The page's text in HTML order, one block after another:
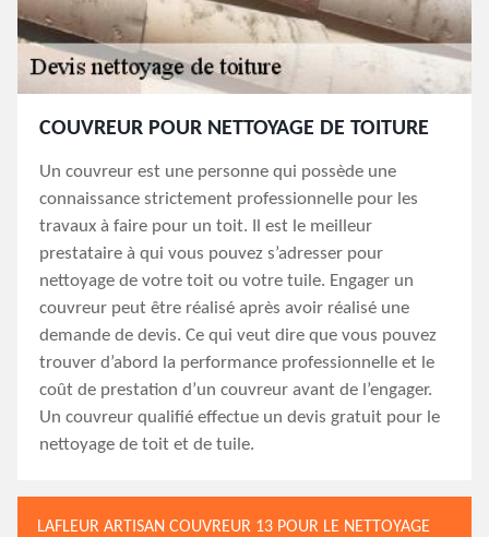
COUVREUR POUR NETTOYAGE DE TOITURE
Un couvreur est une personne qui possède une
connaissance strictement professionnelle pour les
travaux à faire pour un toit. Il est le meilleur
prestataire à qui vous pouvez s’adresser pour
nettoyage de votre toit ou votre tuile. Engager un
couvreur peut être réalisé après avoir réalisé une
demande de devis. Ce qui veut dire que vous pouvez
trouver d’abord la performance professionnelle et le
coût de prestation d’un couvreur avant de l’engager.
Un couvreur qualifié effectue un devis gratuit pour le
nettoyage de toit et de tuile.
LAFLEUR ARTISAN COUVREUR 13 POUR LE NETTOYAGE